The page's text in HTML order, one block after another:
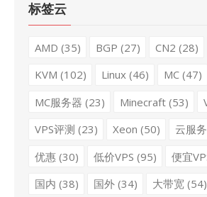
标签云
AMD (35) BGP (27) CN2 (28)
KVM (102) Linux(46) MC(47)
MC服务器 (23) Minecraft(53)
VPS评测 (23) Xeon (50) 云服
优惠(30) 低价VPS (95) 便宜
国内 (38) 国外(34) 大带宽(54)